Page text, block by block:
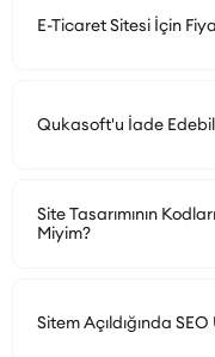
E-Ticaret Sitesi İçin
Qukasoft'u İade
Site Tasarımının
Miyim?
Sitem Açıldığında